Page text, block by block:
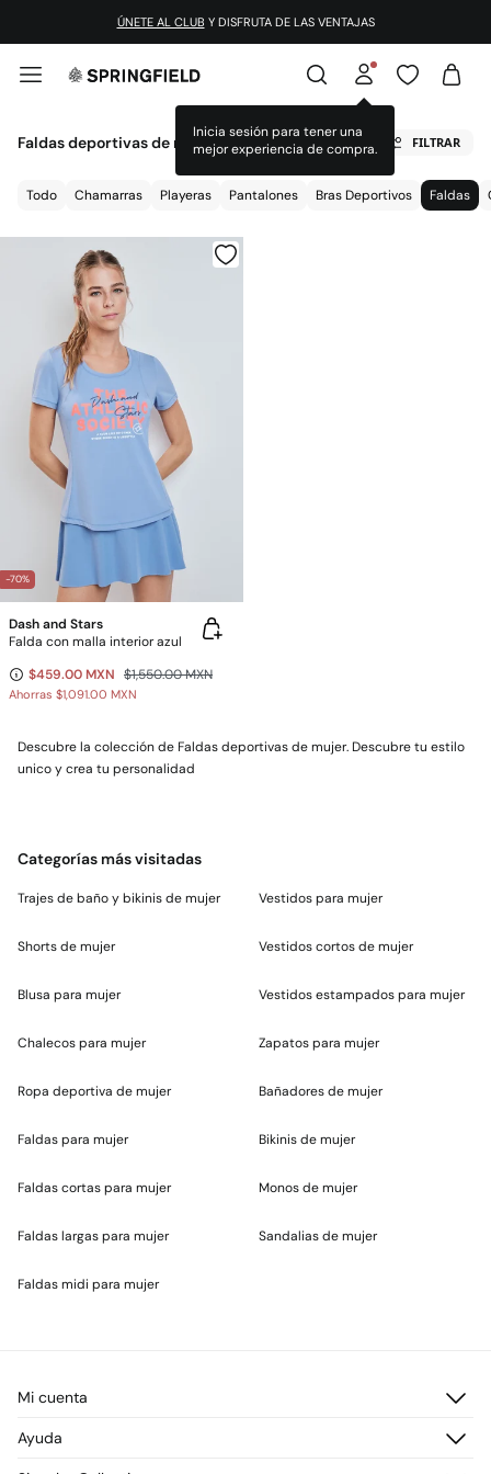
ÚNETE AL CLUB Y DISFRUTA DE LAS VENTAJAS
Inicia sesión para tener una
mejor experiencia de compra.
Faldas deportivas de mujer FILTRAR
Todo Chamarras Playeras Pantalones Bras Deportivos Faldas
-70%
Dash and Stars
Falda con malla interior azul
$459.00 MXN $1,550.00 MXN
Ahorras $1,091.00 MXN
Descubre la colección de Faldas deportivas de mujer. Descubre tu estilo
unico y crea tu personalidad
Categorías más visitadas
Trajes de baño y bikinis de mujer
Shorts de mujer
Blusa para mujer
Chalecos para mujer
Ropa deportiva de mujer
Faldas para mujer
Faldas cortas para mujer
Faldas largas para mujer
Faldas midi para mujer
Vestidos para mujer
Vestidos cortos de mujer
Vestidos estampados para mujer
Zapatos para mujer
Bañadores de mujer
Bikinis de mujer
Monos de mujer
Sandalias de mujer
Mi cuenta
Registrarme
Ayuda